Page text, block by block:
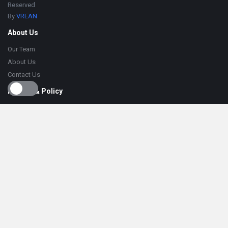
Reserved
By VREAN
About Us
Our Team
About Us
Contact Us
Privacy & Policy